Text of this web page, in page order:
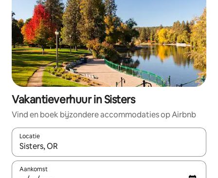
Vakantieverhuur in Sisters
Vind en boek bijzondere accommodaties op Airbnb
Locatie
Wanneer er suggesties beschikbaar zijn, maak je een keuze
Aankomst